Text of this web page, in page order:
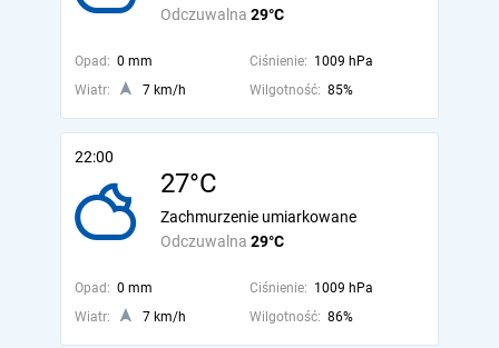
Odczuwalna 29°C
Opad: 0 mm Ciśnienie: 1009 hPa
Wiatr:
7 km/h Wilgotność: 85%
22:00
27°C
Odczuwalna 29°C
Zachmurzenie umiarkowane
Opad: 0 mm Ciśnienie: 1009 hPa
Wiatr:
7 km/h Wilgotność: 86%